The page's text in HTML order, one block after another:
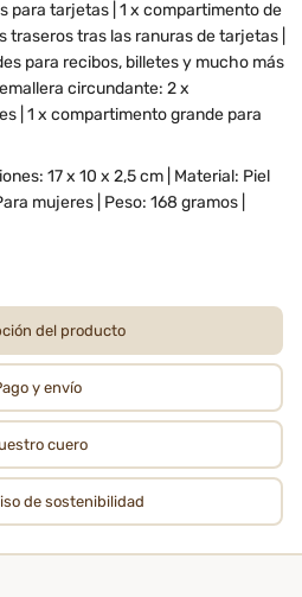
para tarjetas | 1 x compartimento de
traseros tras las ranuras de tarjetas |
para recibos, billetes y mucho más
circundante: 2 x
| 1 x compartimento grande para
17 x 10 x 2,5 cm | Material: Piel
mujeres | Peso: 168 gramos |
del producto
y envío
cuero
de sostenibilidad